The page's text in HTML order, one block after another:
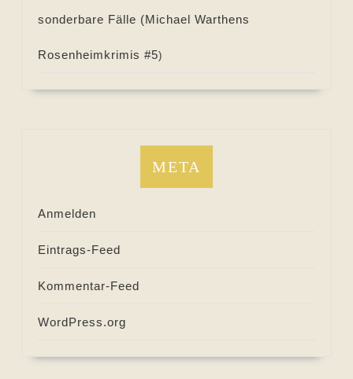
sonderbare Fälle (Michael Warthens
Rosenheimkrimis #5)
META
Anmelden
Eintrags-Feed
Kommentar-Feed
WordPress.org